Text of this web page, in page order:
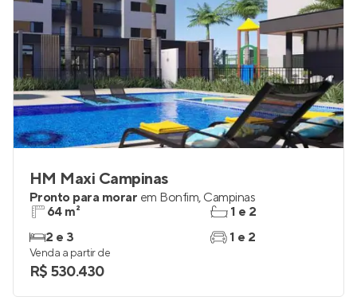
HM Maxi Campinas
Pronto para morar em Bonfim, Campinas
64 m²
2 e 3
1 e 2
1 e 2
Venda a partir de
R$ 530.430